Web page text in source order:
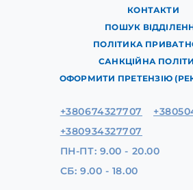
КОНТАКТИ
ПОШУК
ПОЛІТИКА
САНКЦІЙНА
ОФОРМИТИ ПРЕТЕНЗІЮ
+380674327707
+380934327707
ПН-ПТ: 9.00 - 20.00
СБ: 9.00 - 18.00